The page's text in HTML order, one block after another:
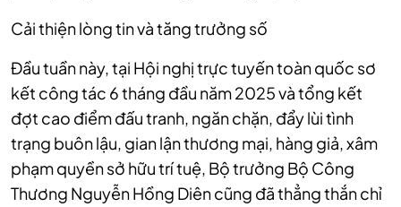
Cải thiện lòng tin và tăng trưởng số
Đầu tuần này, tại Hội nghị trực tuyến toàn quốc sơ
kết công tác 6 tháng đầu năm 2025 và tổng kết
đợt cao điểm đấu tranh, ngăn chặn, đẩy lùi tình
trạng buôn lậu, gian lận thương mại, hàng giả, xâm
phạm quyền sở hữu trí tuệ, Bộ trưởng Bộ Công
Thương Nguyễn Hồng Diên cũng đã thẳng thắn chỉ